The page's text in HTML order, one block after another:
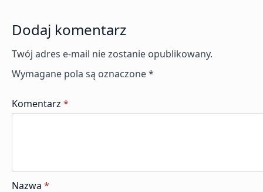
Dodaj komentarz
Twój adres e-mail nie zostanie opublikowany.
Wymagane pola są oznaczone*
Komentarz *
Nazwa *